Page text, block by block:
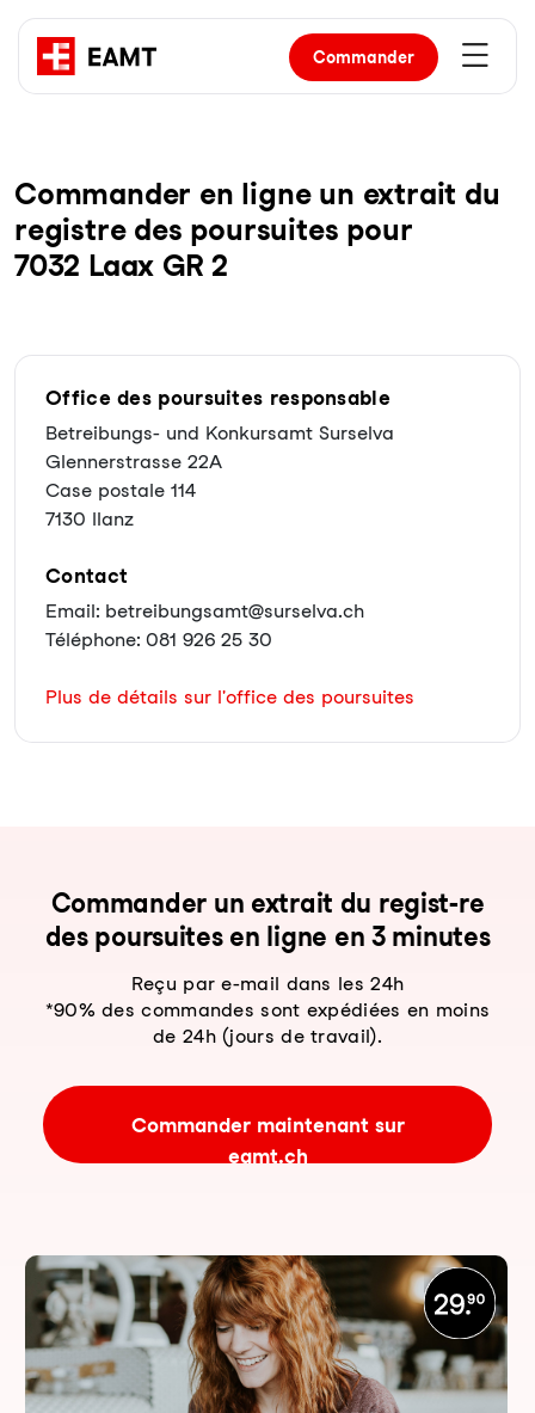
Commander
Com­man­der en li­gne un ex­trait du
re­gist­re des pour­sui­tes pour
7032 Laax GR 2
Office des poursuites responsable
Betreibungs- und Konkursamt Surselva
Glennerstrasse 22A
Case postale 114
7130 Ilanz
Contact
Email: betreibungsamt@surselva.ch
Téléphone: 081 926 25 30
Plus de détails sur l'office des poursuites
Com­man­der un ex­trait du re­gist-re
des pour­sui­tes en li­gne en 3 mi­nu­tes
Reçu par e-mail dans les 24h
*90% des commandes sont expédiées en moins
de 24h (jours de travail).
Commander maintenant sur
eamt.ch